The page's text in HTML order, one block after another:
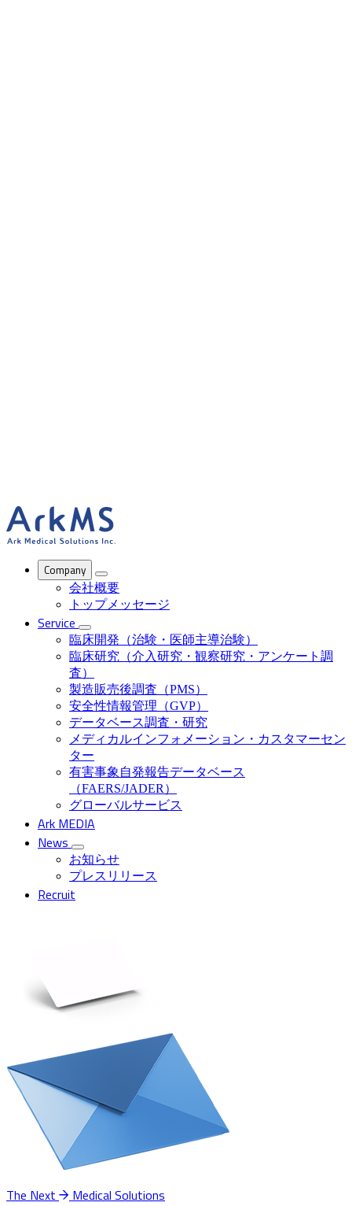
Company
会社概要
トップメッセージ
Service
臨床開発（治験・医師主導治験）
臨床研究（介入研究・観察研究・アンケート調
査）
製造販売後調査（PMS）
安全性情報管理（GVP）
データベース調査・研究
メディカルインフォメーション・カスタマーセン
ター
有害事象自発報告データベース
（FAERS/JADER）
グローバルサービス
Ark MEDIA
News
お知らせ
プレスリリース
Recruit
The Next
Medical Solutions